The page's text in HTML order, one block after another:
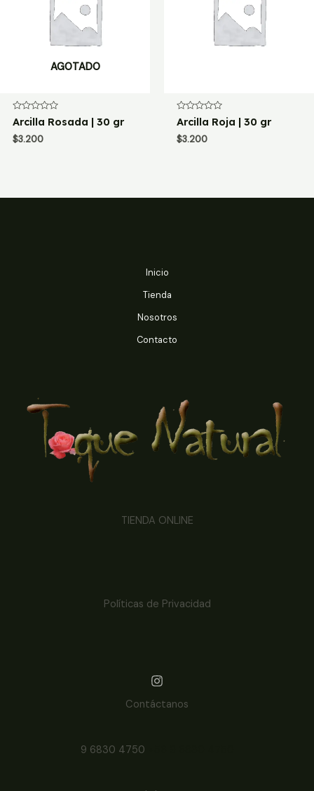
AGOTADO
Valorado
con
0
de
Arcilla Rosada | 30 gr
$3.200
Valorado
con
0
de
Arcilla Roja | 30 gr
$3.200
Inicio
Tienda
Nosotros
Contacto
TIENDA ONLINE
Políticas de Privacidad
Contáctanos
9 6830 4750